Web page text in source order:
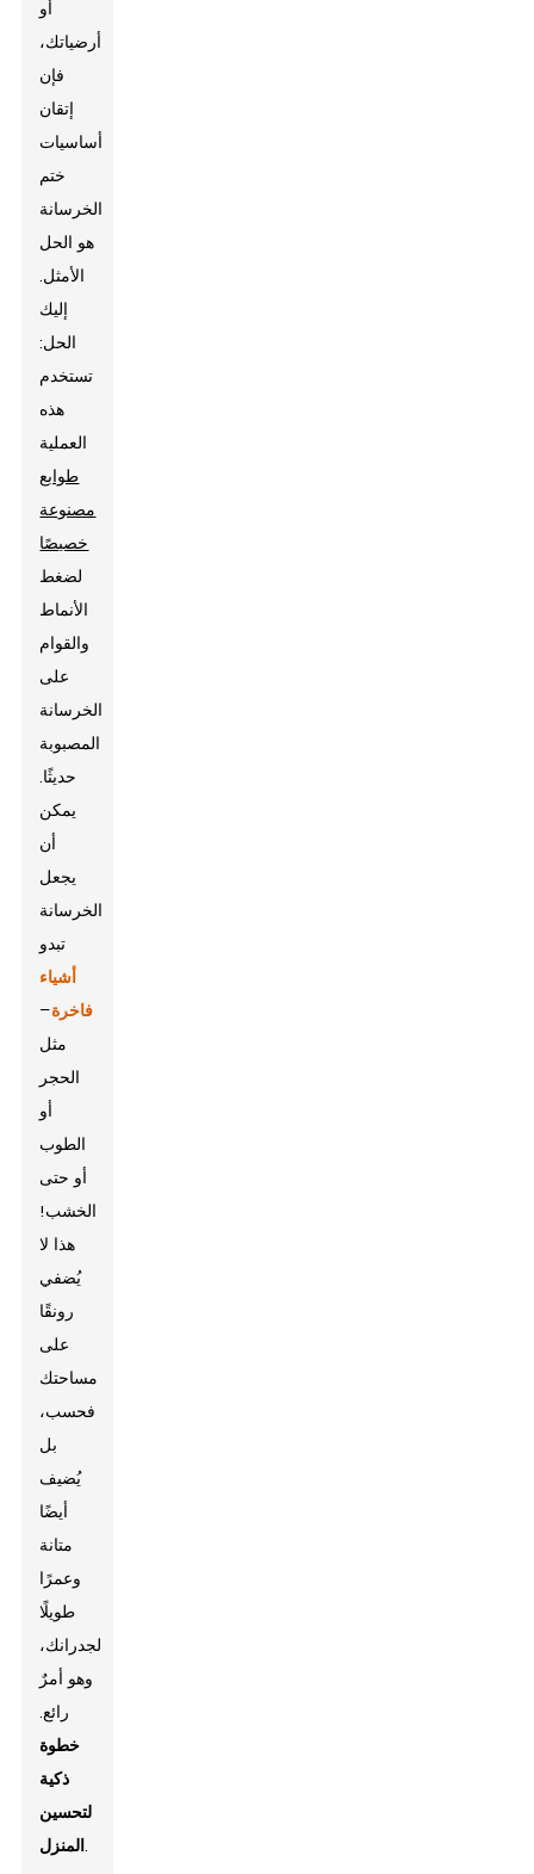
أو
أرضياتك،
فإن
إتقان
أساسيات
ختم
الخرسانة
هو الحل
الأمثل.
إليك
الحل:
تستخدم
هذه
العملية
طوابع
مصنوعة
خصيصًا
لضغط
الأنماط
والقوام
على
الخرسانة
المصبوبة
حديثًا.
يمكن
أن
يجعل
الخرسانة
تبدو
أشياء
فاخرة—
مثل
الحجر
أو
الطوب
أو حتى
الخشب!
هذا لا
يُضفي
رونقًا
على
مساحتك
فحسب،
بل
يُضيف
أيضًا
متانة
وعمرًا
طويلًا
لجدرانك،
وهو أمرٌ
رائع.
خطوة
ذكية
لتحسين
المنزل.